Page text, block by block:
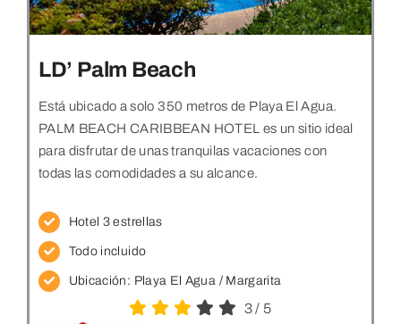
LD’ Palm Beach
Está ubicado a solo 350 metros de Playa El Agua.
PALM BEACH CARIBBEAN HOTEL es un sitio ideal
para disfrutar de unas tranquilas vacaciones con
todas las comodidades a su alcance.
Hotel 3 estrellas
Todo incluido
Ubicación: Playa El Agua / Margarita
3/ 5